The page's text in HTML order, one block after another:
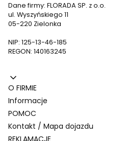
Dane firmy: FLORADA SP. z o.o.
ul. Wyszyńskiego 11
05-220 Zielonka
NIP: 125-13-46-185
REGON: 140163245
Linki w stopce
O FIRMIE
Informacje
POMOC
Kontakt / Mapa dojazdu
REKLAMACJE